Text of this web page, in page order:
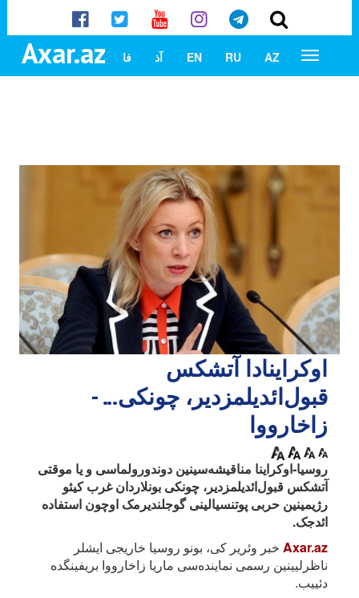
Axar.az AZ
RU
EN آذ فا
اوکراینادا آتشکس
قبول‌ائدیلمزدیر، چونکی... -
زاخارووا
روسیا-اوکراینا مناقیشه‌سینین دوندورولماسی و یا موقتی
آتشکس قبول‌ائدیلمزدیر، چونکی بونلاردان غرب کیئو
رژیمینین حربی پوتنسیالینی گوجلندیرمک اوچون استفاده
ائد‌جک.
Axar.az خبر وئریر کی، بونو روسیا خاریجی ایشلر
ناظرلیینین رسمی نماینده‌سی ماریا زاخارووا بریفینگده
دئییب.